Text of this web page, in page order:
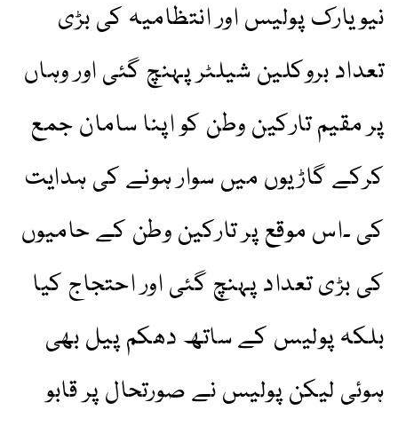
نیویارک پولیس اور انتظامیہ کی بڑی
تعداد بروکلین شیلٹر پہنچ گئی اور وہاں
پر مقیم تارکین وطن کو اپنا سامان جمع
کرکے گاڑیوں میں سوار ہونے کی ہدایت
کی ۔اس موقع پر تارکین وطن کے حامیوں
کی بڑی تعداد پہنچ گئی اور احتجاج کیا
بلکہ پولیس کے ساتھ دھکم پیل بھی
ہوئی لیکن پولیس نے صورتحال پر قابو